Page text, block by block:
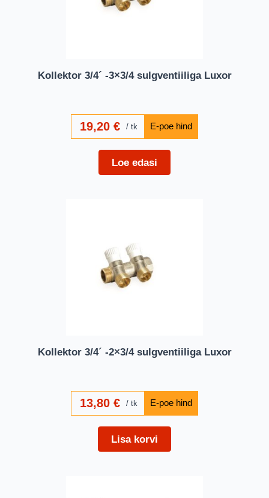
Kollektor 3/4´ -3×3/4 sulgventiiliga Luxor
19,20 € tk
Loe edasi
Kollektor 3/4´ -2×3/4 sulgventiiliga Luxor
13,80 € tk
Lisa korvi